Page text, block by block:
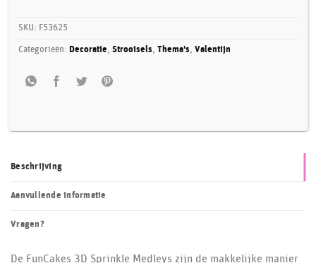
SKU: F53625
Categorieën: Decoratie,Strooisels,Thema's,Valentijn
Beschrijving
Aanvullende informatie
Vragen?
De FunCakes 3D Sprinkle Medleys zijn de makkelijke manier